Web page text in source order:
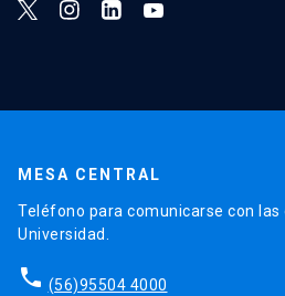
MESA CENTRAL
Teléfono para comunicarse con
Universidad.
phone (56)95504 4000